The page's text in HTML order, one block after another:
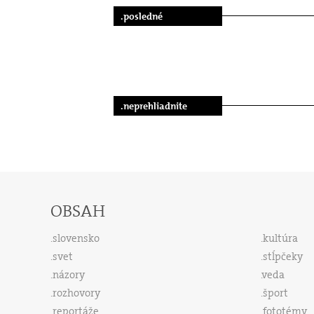
.posledné
.neprehliadnite
OBSAH
slovensko
svet
názory
rozhovory
reportáže
kultúra
stĺpčeky
veda
šport
fototémy